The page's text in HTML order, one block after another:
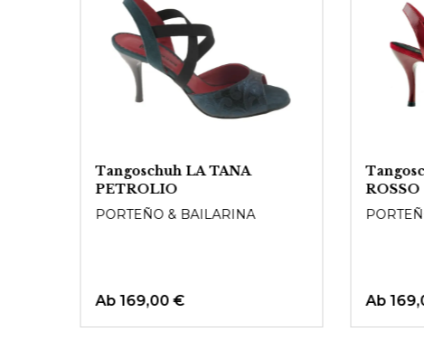
Tangoschuh LA TANA
PETROLIO
PORTEÑO & BAILARINA
Ab 169,00 € Ab